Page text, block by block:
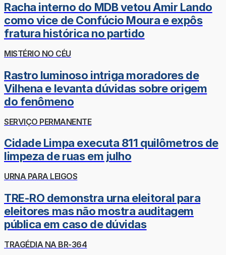
Racha interno do MDB vetou Amir Lando
como vice de Confúcio Moura e expôs
fratura histórica no partido
MISTÉRIO NO CÉU
Rastro luminoso intriga moradores de
Vilhena e levanta dúvidas sobre origem
do fenômeno
SERVIÇO PERMANENTE
Cidade Limpa executa 811 quilômetros de
limpeza de ruas em julho
URNA PARA LEIGOS
TRE-RO demonstra urna eleitoral para
eleitores mas não mostra auditagem
pública em caso de dúvidas
TRAGÉDIA NA BR-364